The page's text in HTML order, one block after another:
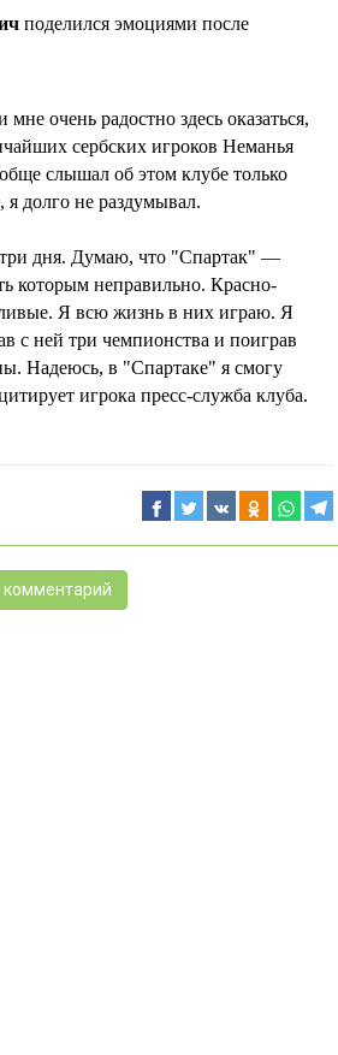
поделился эмоциями после
очень радостно здесь оказаться,
сербских игроков Неманья
слышал об этом клубе только
долго не раздумывал.
дня. Думаю, что "Спартак" —
которым неправильно. Красно-
Я всю жизнь в них играю. Я
с ней три чемпионства и поиграв
Надеюсь, в "Спартаке" я смогу
игрока пресс-служба клуба.
комментарий